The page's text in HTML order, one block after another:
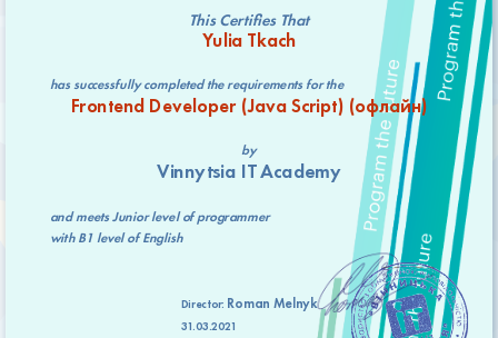
This Certifies That
Yulia Tkach
has successfully completed the requirements for the
Frontend Developer (Java Script) (офлайн)
by
Vinnytsia IT Academy
and meetsJunior levelof programmer
withB1 levelof English
Director: Roman Melnyk
31.03.2021